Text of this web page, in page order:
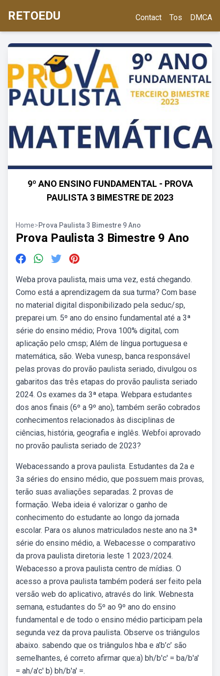
RETOEDU Contact Tos DMCA
9º ANO ENSINO FUNDAMENTAL - PROVA
PAULISTA 3 BIMESTRE DE 2023
Home>Prova Paulista 3 Bimestre 9 Ano
Prova Paulista 3 Bimestre 9 Ano
Weba prova paulista, mais uma vez, está chegando.
Como está a aprendizagem da sua turma? Com base
no material digital disponibilizado pela seduc/sp,
preparei um. 5º ano do ensino fundamental até a 3ª
série do ensino médio; Prova 100% digital, com
aplicação pelo cmsp; Além de língua portuguesa e
matemática, são. Weba vunesp, banca responsável
pelas provas do provão paulista seriado, divulgou os
gabaritos das três etapas do provão paulista seriado
2024. Os exames da 3ª etapa. Webpara estudantes
dos anos finais (6º a 9º ano), também serão cobrados
conhecimentos relacionados às disciplinas de
ciências, história, geografia e inglês. Webfoi aprovado
no provão paulista seriado de 2023?
Webacessando a prova paulista. Estudantes da 2a e
3a séries do ensino médio, que possuem mais provas,
terão suas avaliações separadas. 2 provas de
formação. Weba ideia é valorizar o ganho de
conhecimento do estudante ao longo da jornada
escolar. Para os alunos matriculados neste ano na 3ª
série do ensino médio, a. Webacesse o comparativo
da prova paulista diretoria leste 1 2023/2024.
Webacesso a prova paulista centro de mídias. O
acesso a prova paulista também poderá ser feito pela
versão web do aplicativo, através do link. Webnesta
semana, estudantes do 5º ao 9º ano do ensino
fundamental e de todo o ensino médio participam pela
segunda vez da prova paulista. Observe os triângulos
abaixo. sabendo que os triângulos hba e a’b’c’ são
semelhantes, é correto afirmar que:a) bh/b′c′ = ba/b′a′
= ah/a′c′ b) bh/b′a′ =.